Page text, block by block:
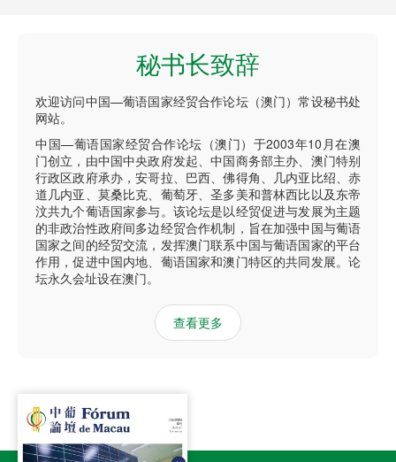
秘书长致辞
欢迎访问中国—葡语国家经贸合作论坛（澳门）常设秘书处
网站。
中国—葡语国家经贸合作论坛（澳门）于2003年10月在澳
门创立，由中国中央政府发起、中国商务部主办、澳门特别
行政区政府承办，安哥拉、巴西、佛得角、几内亚比绍、赤
道几内亚、莫桑比克、葡萄牙、圣多美和普林西比以及东帝
汶共九个葡语国家参与。该论坛是以经贸促进与发展为主题
的非政治性政府间多边经贸合作机制，旨在加强中国与葡语
国家之间的经贸交流，发挥澳门联系中国与葡语国家的平台
作用，促进中国内地、葡语国家和澳门特区的共同发展。论
坛永久会址设在澳门。
查看更多